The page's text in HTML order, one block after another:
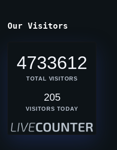
Our Visitors
4733612
TOTAL VISITORS
205
VISITORS TODAY